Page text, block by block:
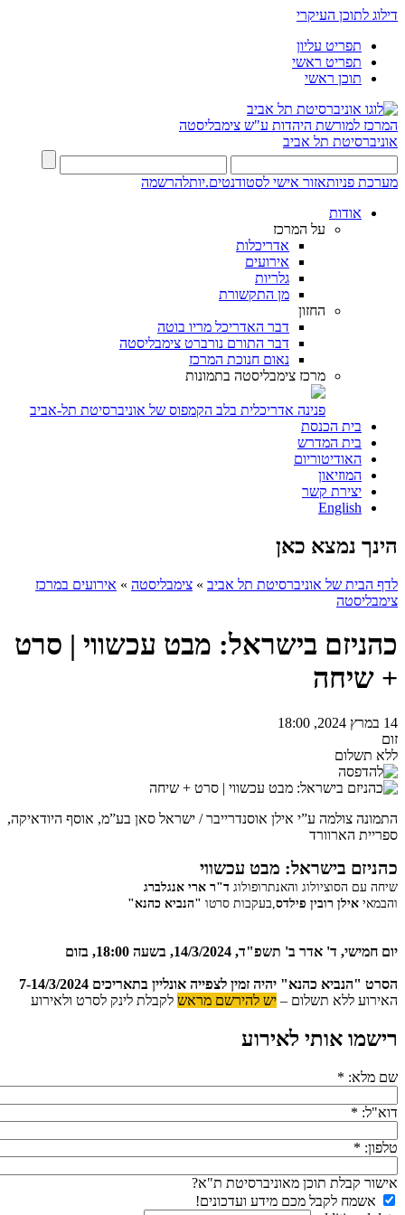
דילוג לתוכן העיקרי
תפריט עליון
תפריט ראשי
תוכן ראשי
המרכז למורשת היהדות ע"ש צימבליסטה
אוניברסיטת תל אביב
מערכת פניותאזור אישי לסטודנטים.יותלהרשמה
אודות
על המרכז
אדריכלות
אירועים
גלריות
מן התקשורת
החזון
דבר האדריכל מריו בוטה
דבר התורם נורברט צימבליסטה
נאום חנוכת המרכז
מרכז צימבליסטה בתמונות
פנינה אדריכלית בלב הקמפוס של אוניברסיטת תל-אביב
בית הכנסת
בית המדרש
האודיטוריום
המוזיאון
יצירת קשר
English
הינך נמצא כאן
לדף הבית של אוניברסיטת תל אביב » צימבליסטה » אירועים במרכז
צימבליסטה
כהניזם בישראל: מבט עכשווי | סרט
+ שיחה
14 במרץ 2024, 18:00
זום
ללא תשלום
התמונה צולמה ע”י אילן אוסנדרייבר / ישראל סאן בע”מ, אוסף היודאיקה,
ספריית הארוורד
כהניזם בישראל: מבט עכשווי
שיחה עם הסוציולוג והאנתרופולוג ד"ר ארי אנגלברג
והבמאי אילן רובין פילדס ,בעקבות סרטו "הנביא כהנא"
יום חמישי, ד' אדר ב' תשפ"ד, 14/3/2024, בשעה 18:00, בזום
הסרט "הנביא כהנא" יהיה זמין לצפייה אונליין בתאריכים 7-14/3/2024
האירוע ללא תשלום – יש להירשם מראש לקבלת לינק לסרט ולאירוע
רישמו אותי לאירוע
שם מלא: *
דוא"ל: *
טלפון: *
אישור קבלת תוכן מאוניברסיטת ת"א?
אשמח לקבל מכם מידע ועדכונים!